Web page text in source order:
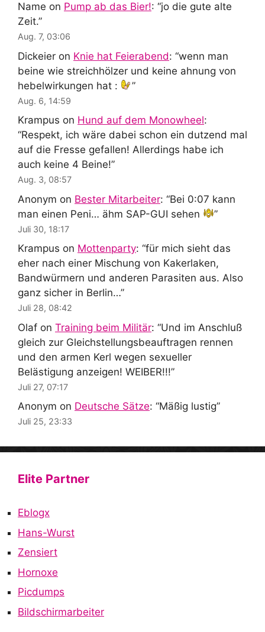
Name on Pump ab das Bier!: “jo die gute alte
Zeit.”
Aug. 7, 03:06
Dickeier on Knie hat Feierabend: “wenn man
beine wie streichhölzer und keine ahnung von
hebelwirkungen hat :
”
Aug. 6, 14:59
Krampus on Hund auf dem Monowheel:
“Respekt, ich wäre dabei schon ein dutzend mal
auf die Fresse gefallen! Allerdings habe ich
auch keine 4 Beine!”
Aug. 3, 08:57
Anonym on Bester Mitarbeiter: “Bei 0:07 kann
man einen Peni… ähm SAP-GUI sehen
”
Juli 30, 18:17
Krampus on Mottenparty: “für mich sieht das
eher nach einer Mischung von Kakerlaken,
Bandwürmern und anderen Parasiten aus. Also
ganz sicher in Berlin…”
Juli 28, 08:42
Olaf on Training beim Militär: “Und im Anschluß
gleich zur Gleichstellungsbeauftragen rennen
und den armen Kerl wegen sexueller
Belästigung anzeigen! WEIBER!!!”
Juli 27, 07:17
Anonym on Deutsche Sätze: “Mäßig lustig”
Juli 25, 23:33
Elite Partner
Eblogx
Hans-Wurst
Zensiert
Hornoxe
Picdumps
Bildschirmarbeiter